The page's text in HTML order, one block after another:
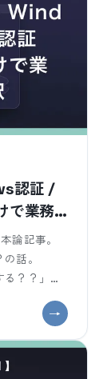
認証 /
で業務
論記事。
話。
？？」と